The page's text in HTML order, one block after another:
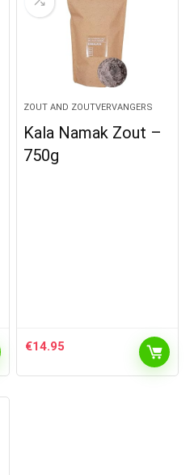
ZOUT AND ZOUTVERVANGERS
Kala Namak Zout –
750g
€14.95